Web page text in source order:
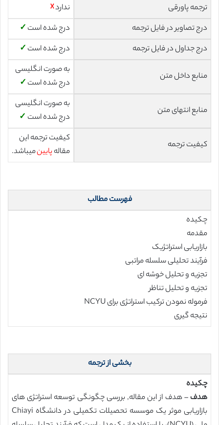
ترجمه پاورقی
ندارد☓
درج تصاویر در فایل ترجمه
درج شده است ✓
درج جداول در فایل ترجمه
درج شده است ✓
منابع داخل متن
به صورت انگلیسی
درج شده است ✓
منابع انتهای متن
به صورت انگلیسی
درج شده است ✓
کیفیت ترجمه
کیفیت ترجمه این
مقالهپایینمیباشد.
فهرست مطالب
چکیده
مقدمه
بازاریابی استراتژیک
فرآیند تحلیلی سلسله مراتبی
تجزیه و تحلیل خوشه ای
تجزیه و تحلیل تناظر
فرموله نمودن ترکیب استراتژی برای NCYU
نتیجه گیری
بخشی از ترجمه
چکیده
هدف– هدف از این مقاله, بررسی چگونگی توسعه استراتژی های
بازاریابی موثر یک موسسه تحصیلات تکمیلی در دانشگاه Chiayi